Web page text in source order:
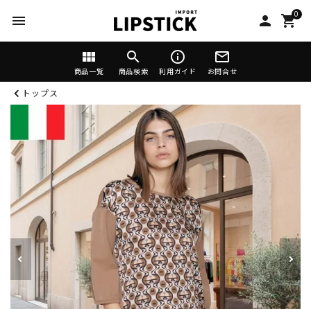
menu person 0
shopping_cart
view_module
商品一覧
search
商品検索
info_outline
利用ガイド
mail_outline
お問合せ
トップス